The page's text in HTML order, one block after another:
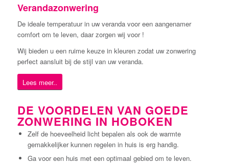
Verandazonwering
De ideale temperatuur in uw veranda voor een aangenamer
comfort om te leven, daar zorgen wij voor !
Wij bieden u een ruime keuze in kleuren zodat uw zonwering
perfect aansluit bij de stijl van uw veranda.
Lees meer..
DE VOORDELEN VAN GOEDE
ZONWERING IN HOBOKEN
Zelf de hoeveelheid licht bepalen als ook de warmte
gemakkelijker kunnen regelen in huis is erg handig.
Ga voor een huis met een optimaal gebied om te leven.